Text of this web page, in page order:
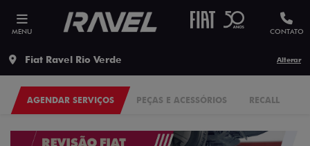
MENU CONTATO
Fiat Ravel Rio Verde Alterar
AGENDAR SERVIÇOS PEÇAS E ACESSÓRIOS RECALL